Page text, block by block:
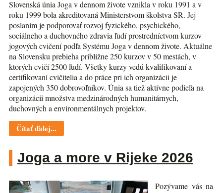
Slovenská únia Joga v dennom živote vznikla v roku 1991 a v
roku 1999 bola akreditovaná Ministerstvom školstva SR. Jej
poslaním je podporovať rozvoj fyzického, psychického,
sociálneho a duchovného zdravia ľudí prostredníctvom kurzov
jogových cvičení podľa Systému Joga v dennom živote. Aktuálne
na Slovensku prebieha približne 250 kurzov v 50 mestách, v
ktorých cvičí 2500 ľudí. Všetky kurzy vedú kvalifikovaní a
certifikovaní cvičitelia a do práce pri ich organizácii je
zapojených 350 dobrovoľníkov. Únia sa tiež aktívne podieľa na
organizácii množstva medzinárodných humanitárnych,
duchovných a environmentálnych projektov.
Čítať ďalej...
Joga a more v Rijeke 2026
Pozývame vás na